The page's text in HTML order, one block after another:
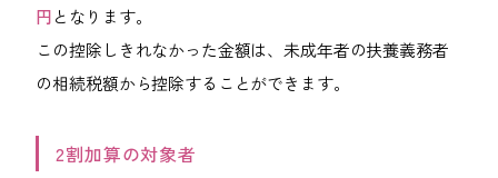
円となります。
この控除しきれなかった金額は、未成年者の扶養義務者
の相続税額から控除することができます。
2割加算の対象者